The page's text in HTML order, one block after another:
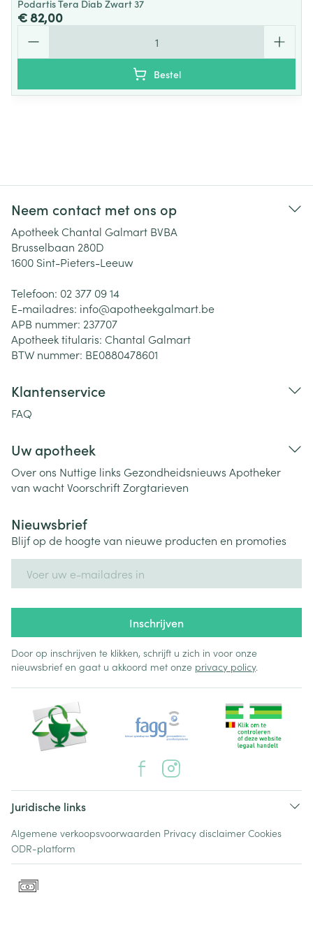
Podartis Tera Diab Zwart 37
€ 82,00
Bestel
Neem contact met ons op
Apotheek Chantal Galmart BVBA
Brusselbaan 280D
1600 Sint-Pieters-Leeuw
Telefoon: 02 377 09 14
E-mailadres: info@apotheekgalmart.be
APB nummer: 237707
Apotheek titularis: Chantal Galmart
BTW nummer: BE0880478601
Klantenservice
FAQ
Uw apotheek
Over ons Nuttige links Gezondheidsnieuws Apotheker
van wachtVoorschriftZorgtarieven
Nieuwsbrief
Blijf op de hoogte van nieuwe producten en promoties
Inschrijven
Door op inschrijven te klikken, schrijft u zich in voor onze
nieuwsbrief en gaat u akkoord met onze privacy policy.
Juridische links
Algemene verkoopsvoorwaarden Privacy disclaimer Cookies
ODR-platform